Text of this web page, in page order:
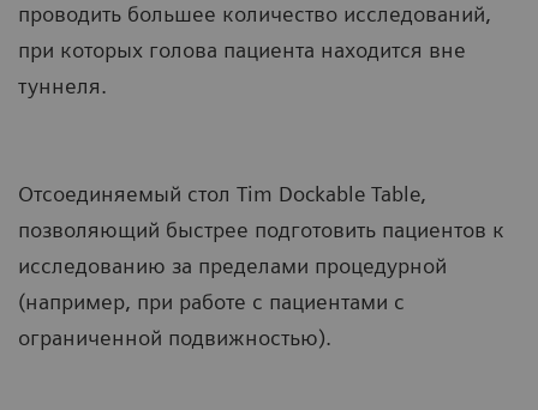
проводить большее количество исследований,
при которых голова пациента находится вне
туннеля.
Отсоединяемый стол Tim Dockable Table,
позволяющий быстрее подготовить пациентов к
исследованию за пределами процедурной
(например, при работе с пациентами с
ограниченной подвижностью).